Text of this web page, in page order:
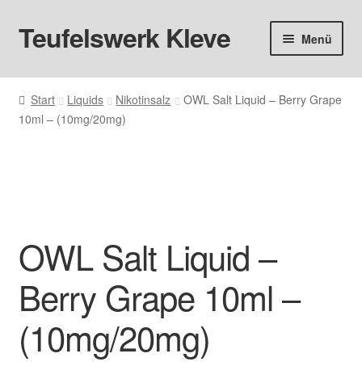
Zur
Navigation
Zum
Inhalt
Teufelswerk Kleve Menü
Startseite
Hardware
Big Puff
Aromen
Basen & Nikotin
Start Liquids Nikotinsalz
OWL Salt Liquid – Berry Grape
10ml – (10mg/20mg)
OWL Salt Liquid –
Berry Grape 10ml –
(10mg/20mg)